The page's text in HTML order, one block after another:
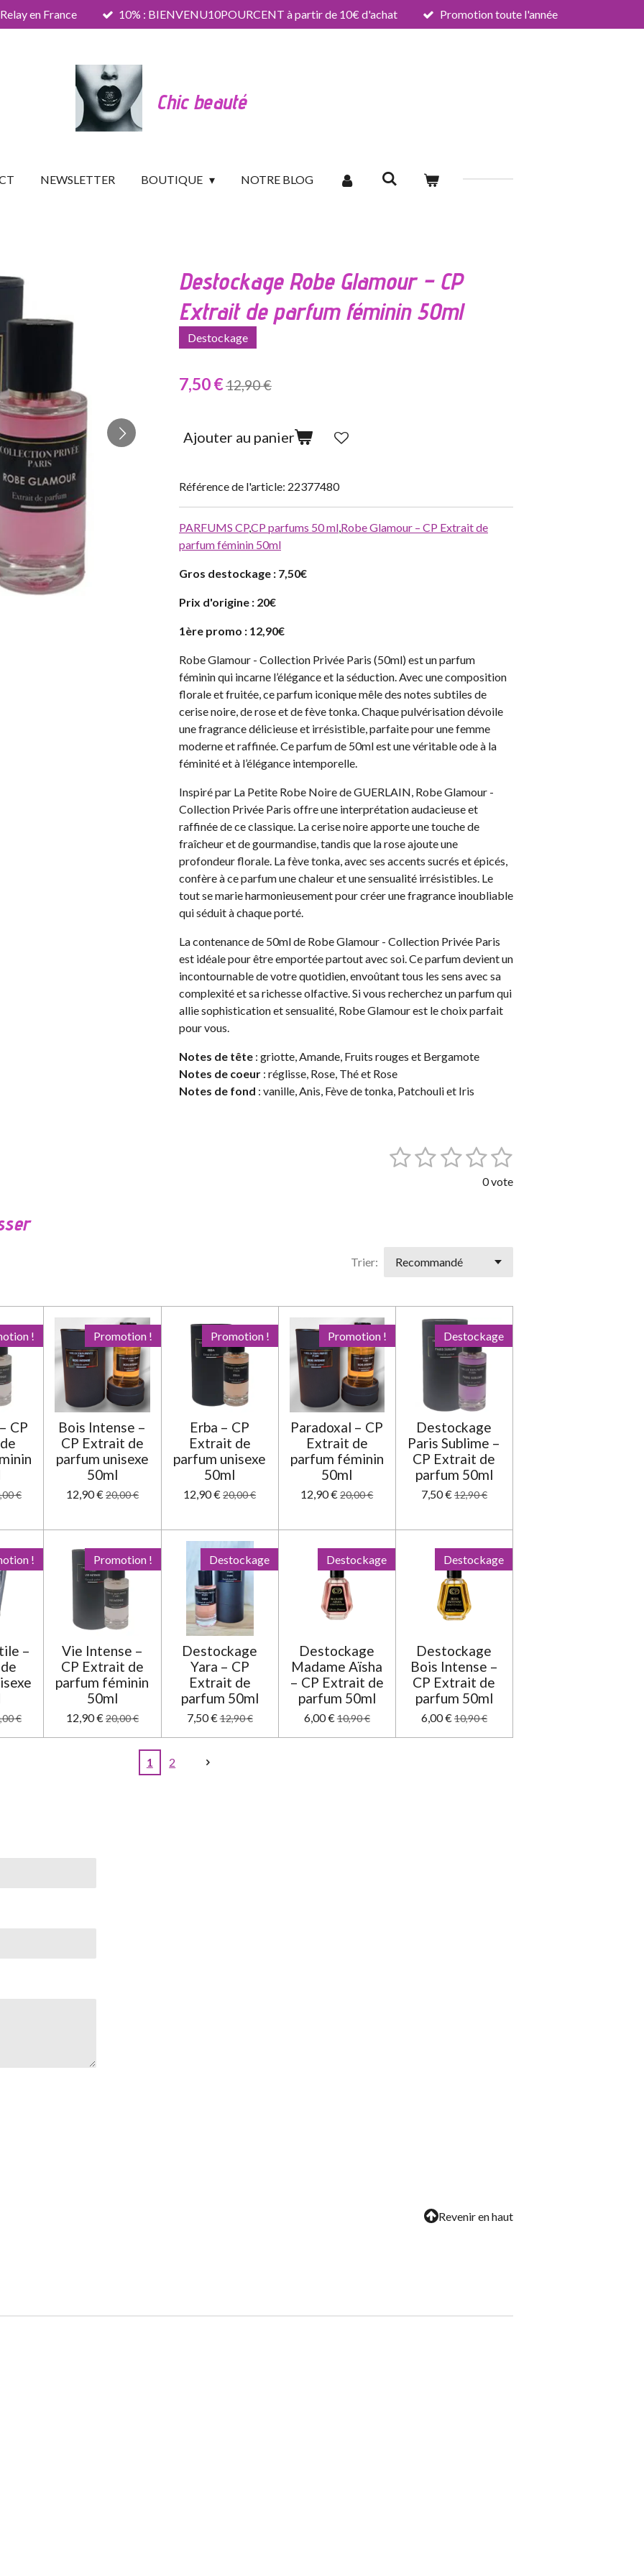
en France 10% : BIENVENU10POURCENT à partir de 10€ d'achat Promotion toute l'année
Chic beauté
NEWSLETTER BOUTIQUE NOTRE BLOG
Destockage Robe Glamour – CP
Extrait de parfum féminin 50ml
Destockage
7,50 €12,90 €
Ajouter au panier
Référence de l'article: 22377480
PARFUMS CP,CP parfums 50 ml Robe Glamour – CP Extrait de
parfum féminin 50ml
Gros destockage : 7,50€
Prix d'origine : 20€
1ère promo : 12,90€
Robe Glamour - Collection Privée Paris (50ml) est un parfum
féminin qui incarne l’élégance et la séduction. Avec une composition
florale et fruitée, ce parfum iconique mêle des notes subtiles de
cerise noire, de rose et de fève tonka. Chaque pulvérisation dévoile
une fragrance délicieuse et irrésistible, parfaite pour une femme
moderne et raffinée. Ce parfum de 50ml est une véritable ode à la
féminité et à l’élégance intemporelle.
Inspiré par La Petite Robe Noire de GUERLAIN, Robe Glamour -
Collection Privée Paris offre une interprétation audacieuse et
raffinée de ce classique. La cerise noire apporte une touche de
fraîcheur et de gourmandise, tandis que la rose ajoute une
profondeur florale. La fève tonka, avec ses accents sucrés et épicés,
confère à ce parfum une chaleur et une sensualité irrésistibles. Le
tout se marie harmonieusement pour créer une fragrance inoubliable
qui séduit à chaque porté.
La contenance de 50ml de Robe Glamour - Collection Privée Paris
est idéale pour être emportée partout avec soi. Ce parfum devient un
incontournable de votre quotidien, envoûtant tous les sens avec sa
complexité et sa richesse olfactive. Si vous recherchez un parfum qui
allie sophistication et sensualité, Robe Glamour est le choix parfait
pour vous.
Notes de tête : griotte, Amande, Fruits rouges et Bergamote
Notes de coeur : réglisse, Rose, Thé et Rose
Notes de fond : vanille, Anis, Fève de tonka, Patchouli et Iris
1 2
l
s
3
l
s
4
s
5
é
l
v
0 vote
Trier:
!
CP
€
Promotion !
Bois Intense –
CP Extrait de
parfum unisexe
50ml
12,90 €20,00 €
Promotion !
Erba – CP
Extrait de
parfum unisexe
50ml
12,90 €20,00 €
Promotion !
Paradoxal – CP
Extrait de
parfum féminin
50ml
12,90 €20,00 €
Destockage
Destockage
Paris Sublime –
CP Extrait de
parfum 50ml
7,50 €12,90 €
!
–
€
Promotion !
Vie Intense –
CP Extrait de
parfum féminin
50ml
12,90 €20,00 €
Destockage
Destockage
Yara – CP
Extrait de
parfum 50ml
7,50 €12,90 €
Destockage
Destockage
Madame Aïsha
– CP Extrait de
parfum 50ml
6,00 €10,90 €
Destockage
Destockage
Bois Intense –
CP Extrait de
parfum 50ml
6,00 €10,90 €
1 2
Revenir en haut